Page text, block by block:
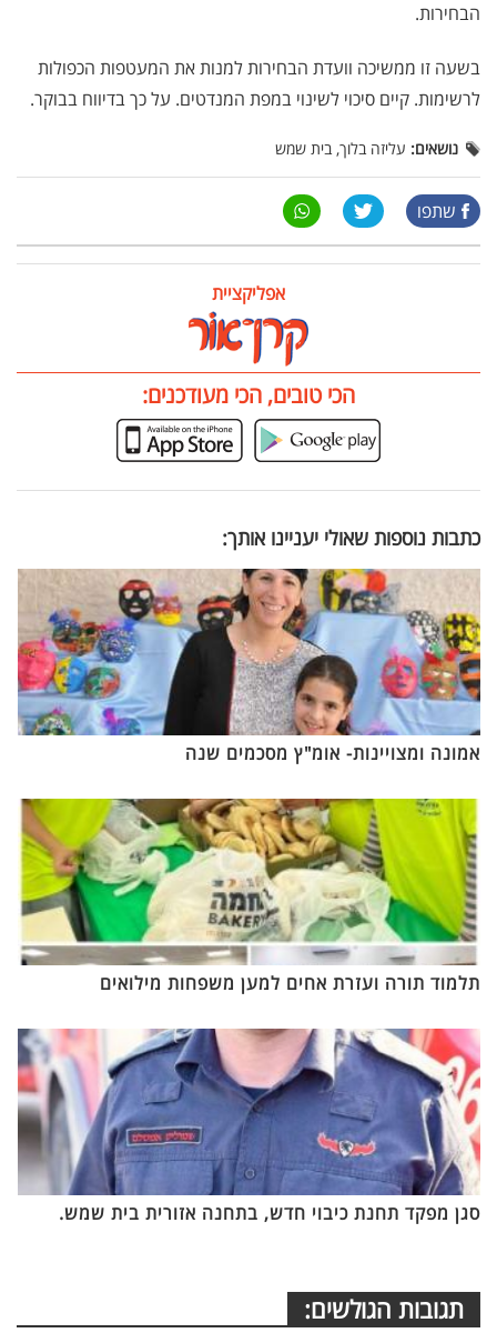
הבחירות.
בשעה זו ממשיכה וועדת הבחירות למנות את המעטפות הכפולות
לרשימות. קיים סיכוי לשינוי במפת המנדטים. על כך בדיווח בבוקר.
נושאים: עליזה בלוך, בית שמש
שתפו
אפליקציית
הכי טובים, הכי מעודכנים:
כתבות נוספות שאולי יעניינו אותך:
אמונה ומצויינות- אומ"ץ מסכמים שנה
תלמוד תורה ועזרת אחים למען משפחות מילואים
סגן מפקד תחנת כיבוי חדש, בתחנה אזורית בית שמש.
תגובות הגולשים: